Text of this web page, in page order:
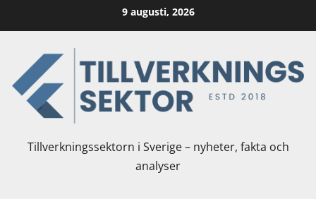
to
9 augusti, 2026
Tillverkningssektorn i Sverige – nyheter, fakta och
analyser